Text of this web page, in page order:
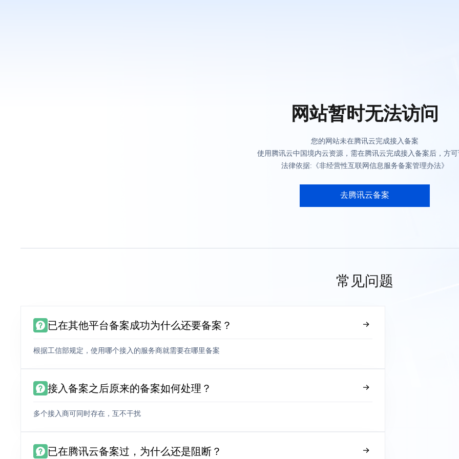
网站暂时无法访问
您的网站未在腾讯云完成接入备案
使用腾讯云中国境内云资源，需在腾讯云完成接入备案后，方
法律依据:《非经营性互联网信息服务备案管理办法》
去腾讯云备案
常见问题
已在其他平台备案成功为什么还要备案？
根据工信部规定，使用哪个接入的服务商就需要在哪里备案
接入备案之后原来的备案如何处理？
多个接入商可同时存在，互不干扰
已在腾讯云备案过，为什么还是阻断？